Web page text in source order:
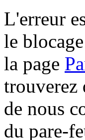
L'erreur
le
la page
trouverez
de nous
du pare-